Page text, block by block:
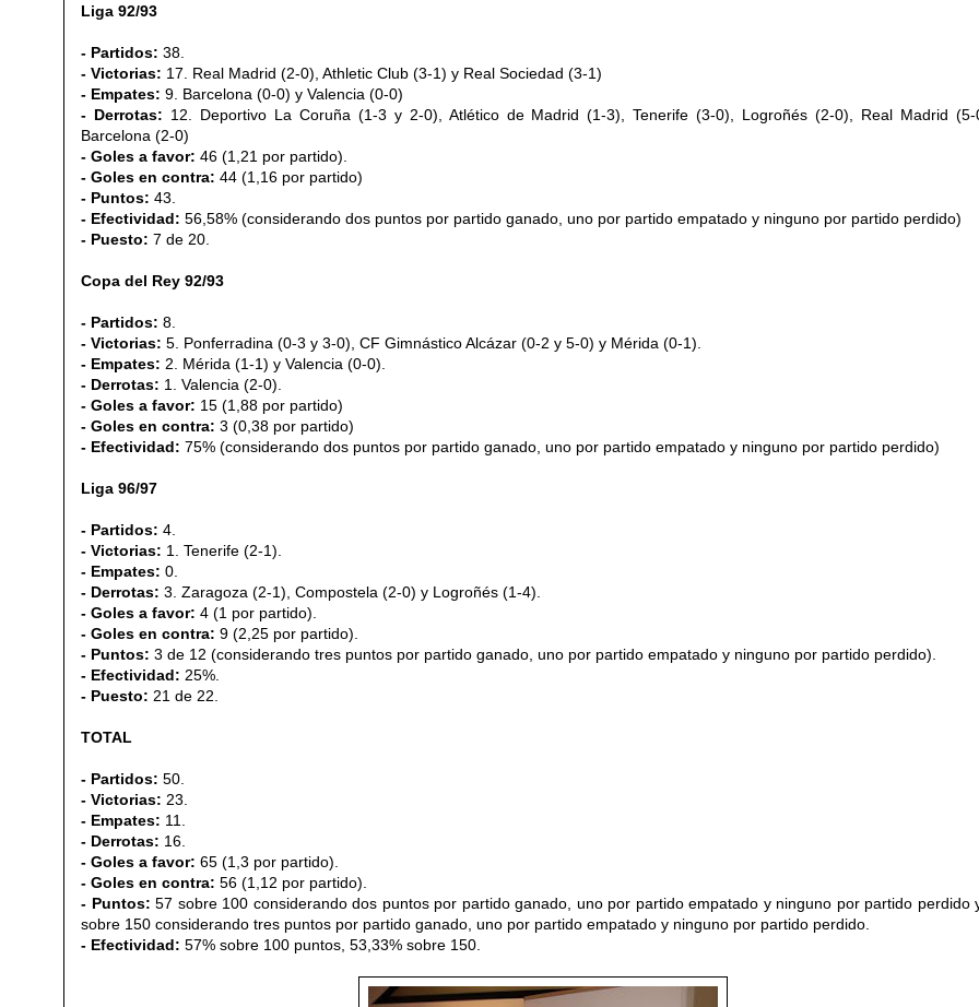
Liga 92/93
- Partidos: 38.
- Victorias: 17. Real Madrid (2-0), Athletic Club (3-1) y Real Sociedad (3-1)
- Empates: 9. Barcelona (0-0) y Valencia (0-0)
- Derrotas: 12. Deportivo La Coruña (1-3 y 2-0), Atlético de Madrid (1-3), Tenerife (3-0), Logroñés (2-0), Real Madrid
Barcelona (2-0)
- Goles a favor: 46 (1,21 por partido).
- Goles en contra: 44 (1,16 por partido)
- Puntos: 43.
- Efectividad: 56,58% (considerando dos puntos por partido ganado, uno por partido empatado y ninguno por partido perdido)
- Puesto: 7 de 20.
Copa del Rey 92/93
- Partidos: 8.
- Victorias: 5. Ponferradina (0-3 y 3-0), CF Gimnástico Alcázar (0-2 y 5-0) y Mérida (0-1).
- Empates: 2. Mérida (1-1) y Valencia (0-0).
- Derrotas: 1. Valencia (2-0).
- Goles a favor: 15 (1,88 por partido)
- Goles en contra: 3 (0,38 por partido)
- Efectividad: 75% (considerando dos puntos por partido ganado, uno por partido empatado y ninguno por partido perdido)
Liga 96/97
- Partidos: 4.
- Victorias: 1. Tenerife (2-1).
- Empates: 0.
- Derrotas: 3. Zaragoza (2-1), Compostela (2-0) y Logroñés (1-4).
- Goles a favor: 4 (1 por partido).
- Goles en contra: 9 (2,25 por partido).
- Puntos: 3 de 12 (considerando tres puntos por partido ganado, uno por partido empatado y ninguno por partido perdido).
- Efectividad: 25%.
- Puesto: 21 de 22.
TOTAL
- Partidos: 50.
- Victorias: 23.
- Empates: 11.
- Derrotas: 16.
- Goles a favor: 65 (1,3 por partido).
- Goles en contra: 56 (1,12 por partido).
- Puntos: 57 sobre 100 considerando dos puntos por partido ganado, uno por partido empatado y ninguno por partido perdido
sobre 150 considerando tres puntos por partido ganado, uno por partido empatado y ninguno por partido perdido.
- Efectividad: 57% sobre 100 puntos, 53,33% sobre 150.